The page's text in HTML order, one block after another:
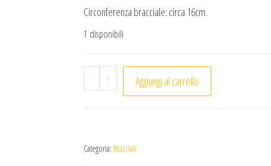
Circonferenza bracciale: circa 16cm.
1 disponibili
- Bracciale Pietra di Luna faccettato
+ Aggiungi al carrello
Categoria: Bracciali